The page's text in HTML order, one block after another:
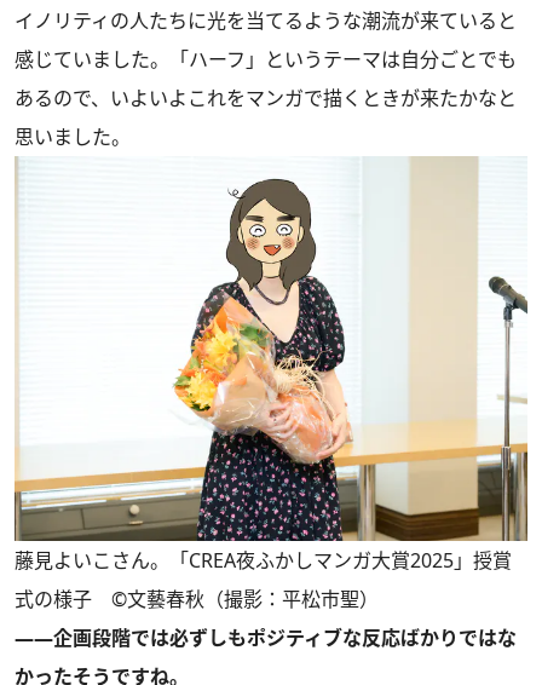
イノリティの人たちに光を当てるような潮流が来ていると
感じていました。「ハーフ」というテーマは自分ごとでも
あるので、いよいよこれをマンガで描くときが来たかなと
思いました。
藤見よいこさん。「CREA夜ふかしマンガ大賞2025」授賞
式の様子 ©文藝春秋（撮影：平松市聖）
――企画段階では必ずしもポジティブな反応ばかりではな
かったそうですね。